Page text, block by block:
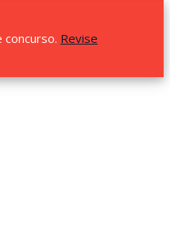
Revise